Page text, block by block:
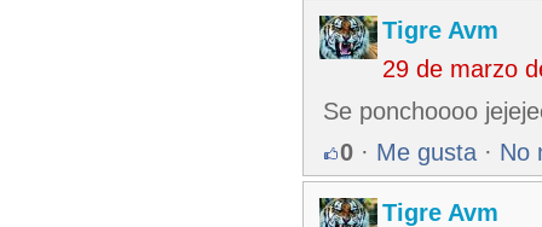
Tigre Avm
29 de marzo
Se ponchoooo
0 · Me gusta · No
Tigre Avm